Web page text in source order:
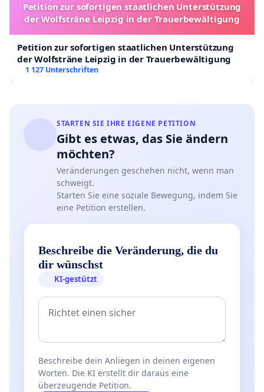
Petition zur sofortigen staatlichen Unterstützung
der Wolfsträne Leipzig in der Trauerbewältigung
Petition zur sofortigen staatlichen Unterstützung
der Wolfsträne Leipzig in der Trauerbewältigung
1 127 Unterschriften
STARTEN SIE IHRE EIGENE PETITION
Gibt es etwas, das Sie ändern
möchten?
Veränderungen geschehen nicht, wenn man
schweigt.
Starten Sie eine soziale Bewegung, indem Sie
eine Petition erstellen.
Beschreibe die Veränderung, die du
dir wünschst
KI-gestützt
Beschreibe dein Anliegen in deinen eigenen
Worten. Die KI erstellt dir daraus eine
überzeugende Petition.